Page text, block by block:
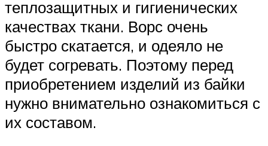
теплозащитных и гигиенических
качествах ткани. Ворс очень
быстро скатается, и одеяло не
будет согревать. Поэтому перед
приобретением изделий из байки
нужно внимательно ознакомиться с
их составом.